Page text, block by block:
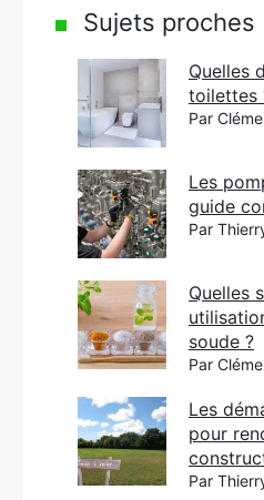
Sujets proches
Quelles
toilettes
Par
Les
guide
Par
Quelles
soude ?
Par
Les
pour
Par